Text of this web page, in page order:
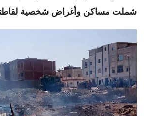
شملت مساكن وأغراض شخصية